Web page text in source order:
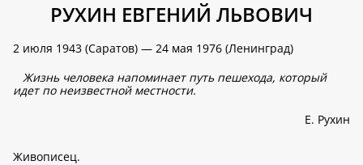
РУХИН ЕВГЕНИЙ ЛЬВОВИЧ
2 июля 1943 (Саратов) — 24 мая 1976 (Ленинград)
Жизнь человека напоминает путь пешехода, который
идет по неизвестной местности.
Е. Рухин
Живописец.